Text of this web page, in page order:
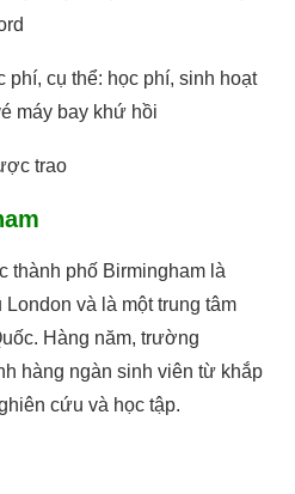
phí, cụ thể: học phí, sinh hoạt
máy bay khứ hồi
trao
thành phố Birmingham là
và là một trung tâm
Hàng năm, trường
hàng ngàn sinh viên từ khắp
cứu và học tập.